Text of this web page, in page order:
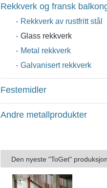
Rekkverk og fransk
- Rekkverk av rustfritt stål
- Glass rekkverk
- Metal rekkverk
- Galvanisert rekkverk
Festemidler
Andre metallprodukter
Den nyeste "ToGet"